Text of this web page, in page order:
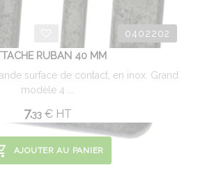
0402202
RUBAN 40 MM
surface de contact, en inox. Grand
modèle 4 ...
7.33 €HT
AJOUTER AU PANIER